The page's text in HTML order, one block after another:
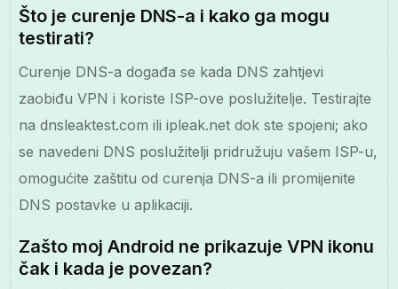
Što je curenje DNS-a i kako ga mogu
testirati?
Curenje DNS-a događa se kada DNS zahtjevi
zaobiđu VPN i koriste ISP-ove poslužitelje. Testirajte
na dnsleaktest.com ili ipleak.net dok ste spojeni; ako
se navedeni DNS poslužitelji pridružuju vašem ISP-u,
omogućite zaštitu od curenja DNS-a ili promijenite
DNS postavke u aplikaciji.
Zašto moj Android ne prikazuje VPN ikonu
čak i kada je povezan?